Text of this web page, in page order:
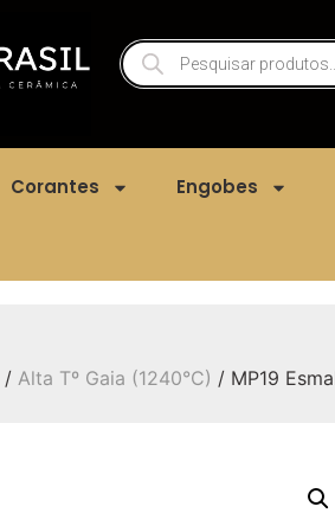
Corantes Engobes
/ Alta Tº Gaia (1240°C) / MP19